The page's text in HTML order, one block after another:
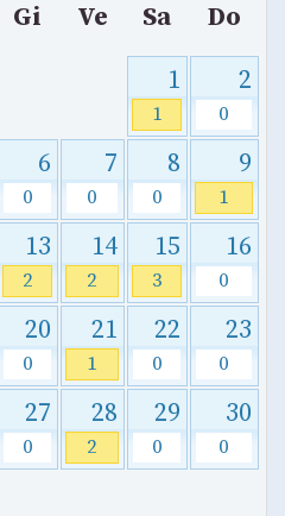
Gi Ve Sa
Do
1
1
2
0
6
0
7
0
8
0
9
1
13
2
14
2
15
3
16
0
20
0
21
1
22
0
23
0
27
0
28
2
29
0
30
0